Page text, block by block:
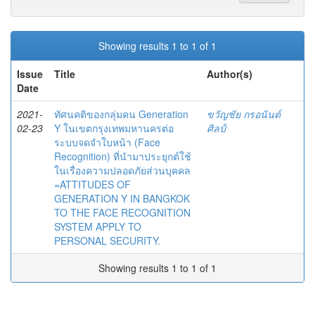
Showing results 1 to 1 of 1
Issue
Date
Title Author(s)
2021-
02-23
ทัศนคติของกลุ่มคน Generation
Y ในเขตกรุงเทพมหานครต่อ
ระบบจดจำใบหน้า (Face
Recognition) ที่นำมาประยุกต์ใช้
ในเรื่องความปลอดภัยส่วนบุคคล
=ATTITUDES OF
GENERATION Y IN BANGKOK
TO THE FACE RECOGNITION
SYSTEM APPLY TO
PERSONAL SECURITY.
ขวัญชัย กรอนันต์
ศิลป์
Showing results 1 to 1 of 1